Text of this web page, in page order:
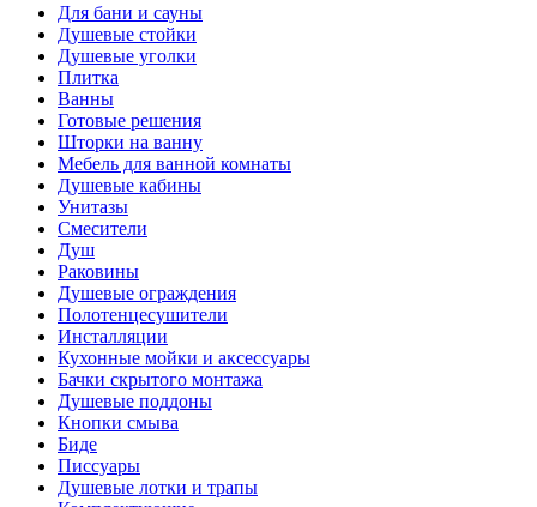
Для бани и сауны
Душевые стойки
Душевые уголки
Плитка
Ванны
Готовые решения
Шторки на ванну
Мебель для ванной комнаты
Душевые кабины
Унитазы
Смесители
Душ
Раковины
Душевые ограждения
Полотенцесушители
Инсталляции
Кухонные мойки и аксессуары
Бачки скрытого монтажа
Душевые поддоны
Кнопки смыва
Биде
Писсуары
Душевые лотки и трапы